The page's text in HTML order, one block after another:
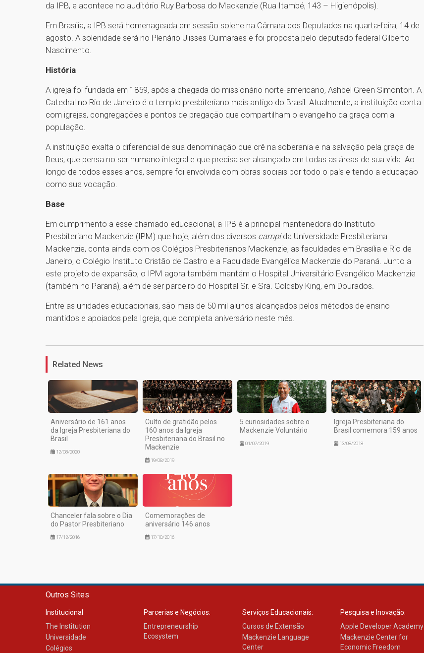
da IPB, e acontece no auditório Ruy Barbosa do Mackenzie (Rua Itambé, 143 – Higienópolis).
Em Brasília, a IPB será homenageada em sessão solene na Câmara dos Deputados na quarta-feira, 14 de
agosto. A solenidade será no Plenário Ulisses Guimarães e foi proposta pelo deputado federal Gilberto
Nascimento.
História
A igreja foi fundada em 1859, após a chegada do missionário norte-americano, Ashbel Green Simonton. A
Catedral no Rio de Janeiro é o templo presbiteriano mais antigo do Brasil. Atualmente, a instituição conta
com igrejas, congregações e pontos de pregação que compartilham o evangelho da graça com a
população.
A instituição exalta o diferencial de sua denominação que crê na soberania e na salvação pela graça de
Deus, que pensa no ser humano integral e que precisa ser alcançado em todas as áreas de sua vida. Ao
longo de todos esses anos, sempre foi envolvida com obras sociais por todo o país e tendo a educação
como sua vocação.
Base
Em cumprimento a esse chamado educacional, a IPB é a principal mantenedora do Instituto
Presbiteriano Mackenzie (IPM) que hoje, além dos diversos campida Universidade Presbiteriana
Mackenzie, conta ainda com os Colégios Presbiterianos Mackenzie, as faculdades em Brasília e Rio de
Janeiro, o Colégio Instituto Cristão de Castro e a Faculdade Evangélica Mackenzie do Paraná. Junto a
este projeto de expansão, o IPM agora também mantém o Hospital Universitário Evangélico Mackenzie
(também no Paraná), além de ser parceiro do Hospital Sr. e Sra. Goldsby King, em Dourados.
Entre as unidades educacionais, são mais de 50 mil alunos alcançados pelos métodos de ensino
mantidos e apoiados pela Igreja, que completa aniversário neste mês.
1
Related News
Aniversário de 161 anos
da Igreja Presbiteriana do
Brasil
12/08/2020
Culto de gratidão pelos
160 anos da Igreja
Presbiteriana do Brasil no
Mackenzie
19/08/2019
5 curiosidades sobre o
Mackenzie Voluntário
01/07/2019
Igreja Presbiteriana do
Brasil comemora 159 anos
13/08/2018
Chanceler fala sobre o Dia
do Pastor Presbiteriano
17/12/2016
Comemorações de
aniversário 146 anos
17/10/2016
Outros Sites
Institucional
The Institution
Universidade
Colégios
Parcerias e Negócios:
Entrepreneurship
Ecosystem
Serviços Educacionais:
Cursos de Extensão
Mackenzie Language
Center
Pesquisa e Inovação:
Apple Developer Academy
Mackenzie Center for
Economic Freedom